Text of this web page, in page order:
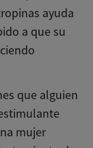
ayuda
a que su
que alguien
mujer